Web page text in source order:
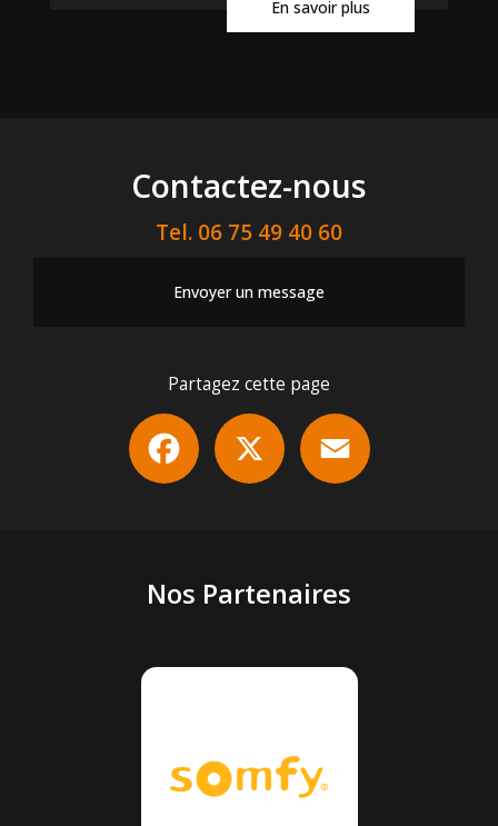
En savoir plus
Contactez-nous
Tel. 06 75 49 40 60
Envoyer un message
Partagez cette page
Facebook
Nos Partenaires